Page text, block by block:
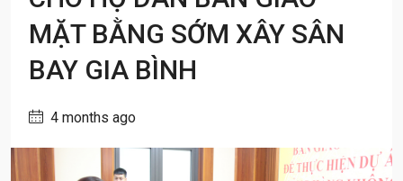
MẶT BẰNG SỚM XÂY SÂN
BAY GIA BÌNH
4 months ago